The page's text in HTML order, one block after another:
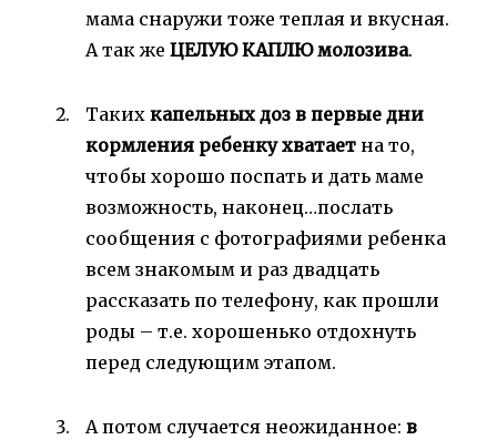
мама снаружи тоже теплая и вкусная.
А так же ЦЕЛУЮ КАПЛЮ молозива.
Таких капельных доз в первые дни
кормления ребенку хватаетна то,
чтобы хорошо поспать и дать маме
возможность, наконец…послать
сообщения с фотографиями ребенка
всем знакомым и раз двадцать
рассказать по телефону, как прошли
роды – т.е. хорошенько отдохнуть
перед следующим этапом.
А потом случается неожиданное: в